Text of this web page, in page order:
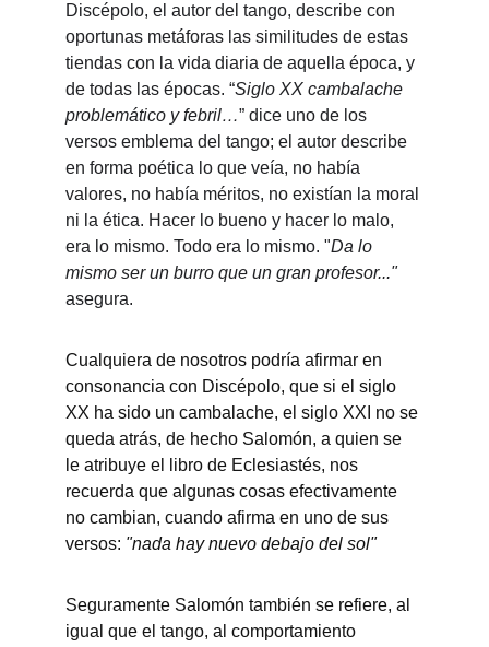
Discépolo, el autor del tango, describe con
oportunas metáforas las similitudes de estas
tiendas con la vida diaria de aquella época, y
de todas las épocas. “Siglo XX cambalache
problemático y febril…” dice uno de los
versos emblema del tango; el autor describe
en forma poética lo que veía, no había
valores, no había méritos, no existían la moral
ni la ética. Hacer lo bueno y hacer lo malo,
era lo mismo. Todo era lo mismo. "Da lo
mismo ser un burro que un gran profesor..."
asegura.
Cualquiera de nosotros podría afirmar en
consonancia con Discépolo, que si el siglo
XX ha sido un cambalache, el siglo XXI no se
queda atrás, de hecho Salomón, a quien se
le atribuye el libro de Eclesiastés, nos
recuerda que algunas cosas efectivamente
no cambian, cuando afirma en uno de sus
versos: "nada hay nuevo debajo del sol"
Seguramente Salomón también se refiere, al
igual que el tango, al comportamiento